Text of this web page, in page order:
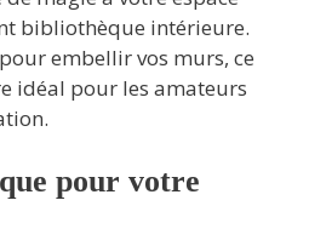
bibliothèque intérieure.
embellir vos murs, ce
idéal pour les amateurs
pour votre